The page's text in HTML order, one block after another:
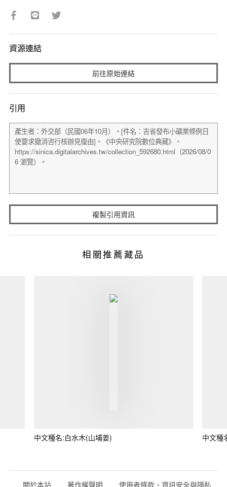
資源連結
前往原始連結
引用
複製引用資訊
相關推薦藏品
中文種名:白水木(山埔姜) 中文種
關於本站 著作權聲明 使用者條款、資訊安全與隱私